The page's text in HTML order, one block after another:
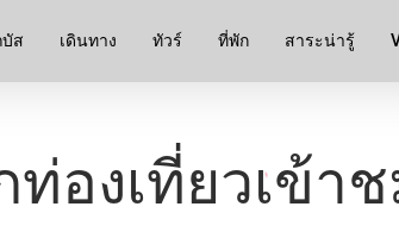
บัส เดินทาง ทัวร์ ที่พัก สาระน่ารู้
องเที่ยวเข้า